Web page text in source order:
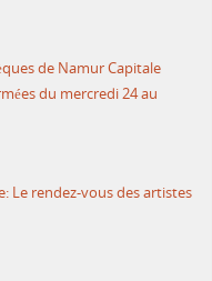
de Namur Capitale
du mercredi 24 au
Le rendez-vous des artistes